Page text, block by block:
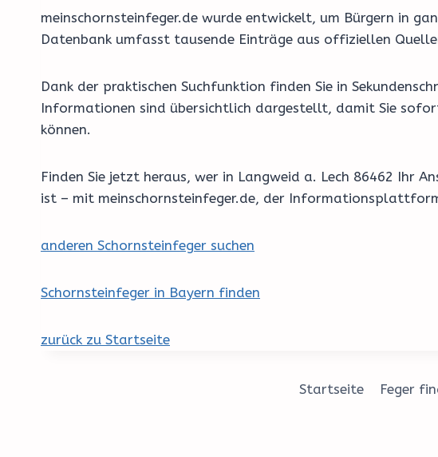
meinschornsteinfeger.de wurde entwickelt, um Bürgern in
Datenbank umfasst tausende Einträge aus offiziellen
Dank der praktischen Suchfunktion finden Sie in
Informationen sind übersichtlich dargestellt, damit Sie
können.
Finden Sie jetzt heraus, wer in Langweid a. Lech 86462 Ihr
ist – mit meinschornsteinfeger.de, der
anderen Schornsteinfeger suchen
Schornsteinfeger in Bayern finden
zurück zu Startseite
Startseite Feger